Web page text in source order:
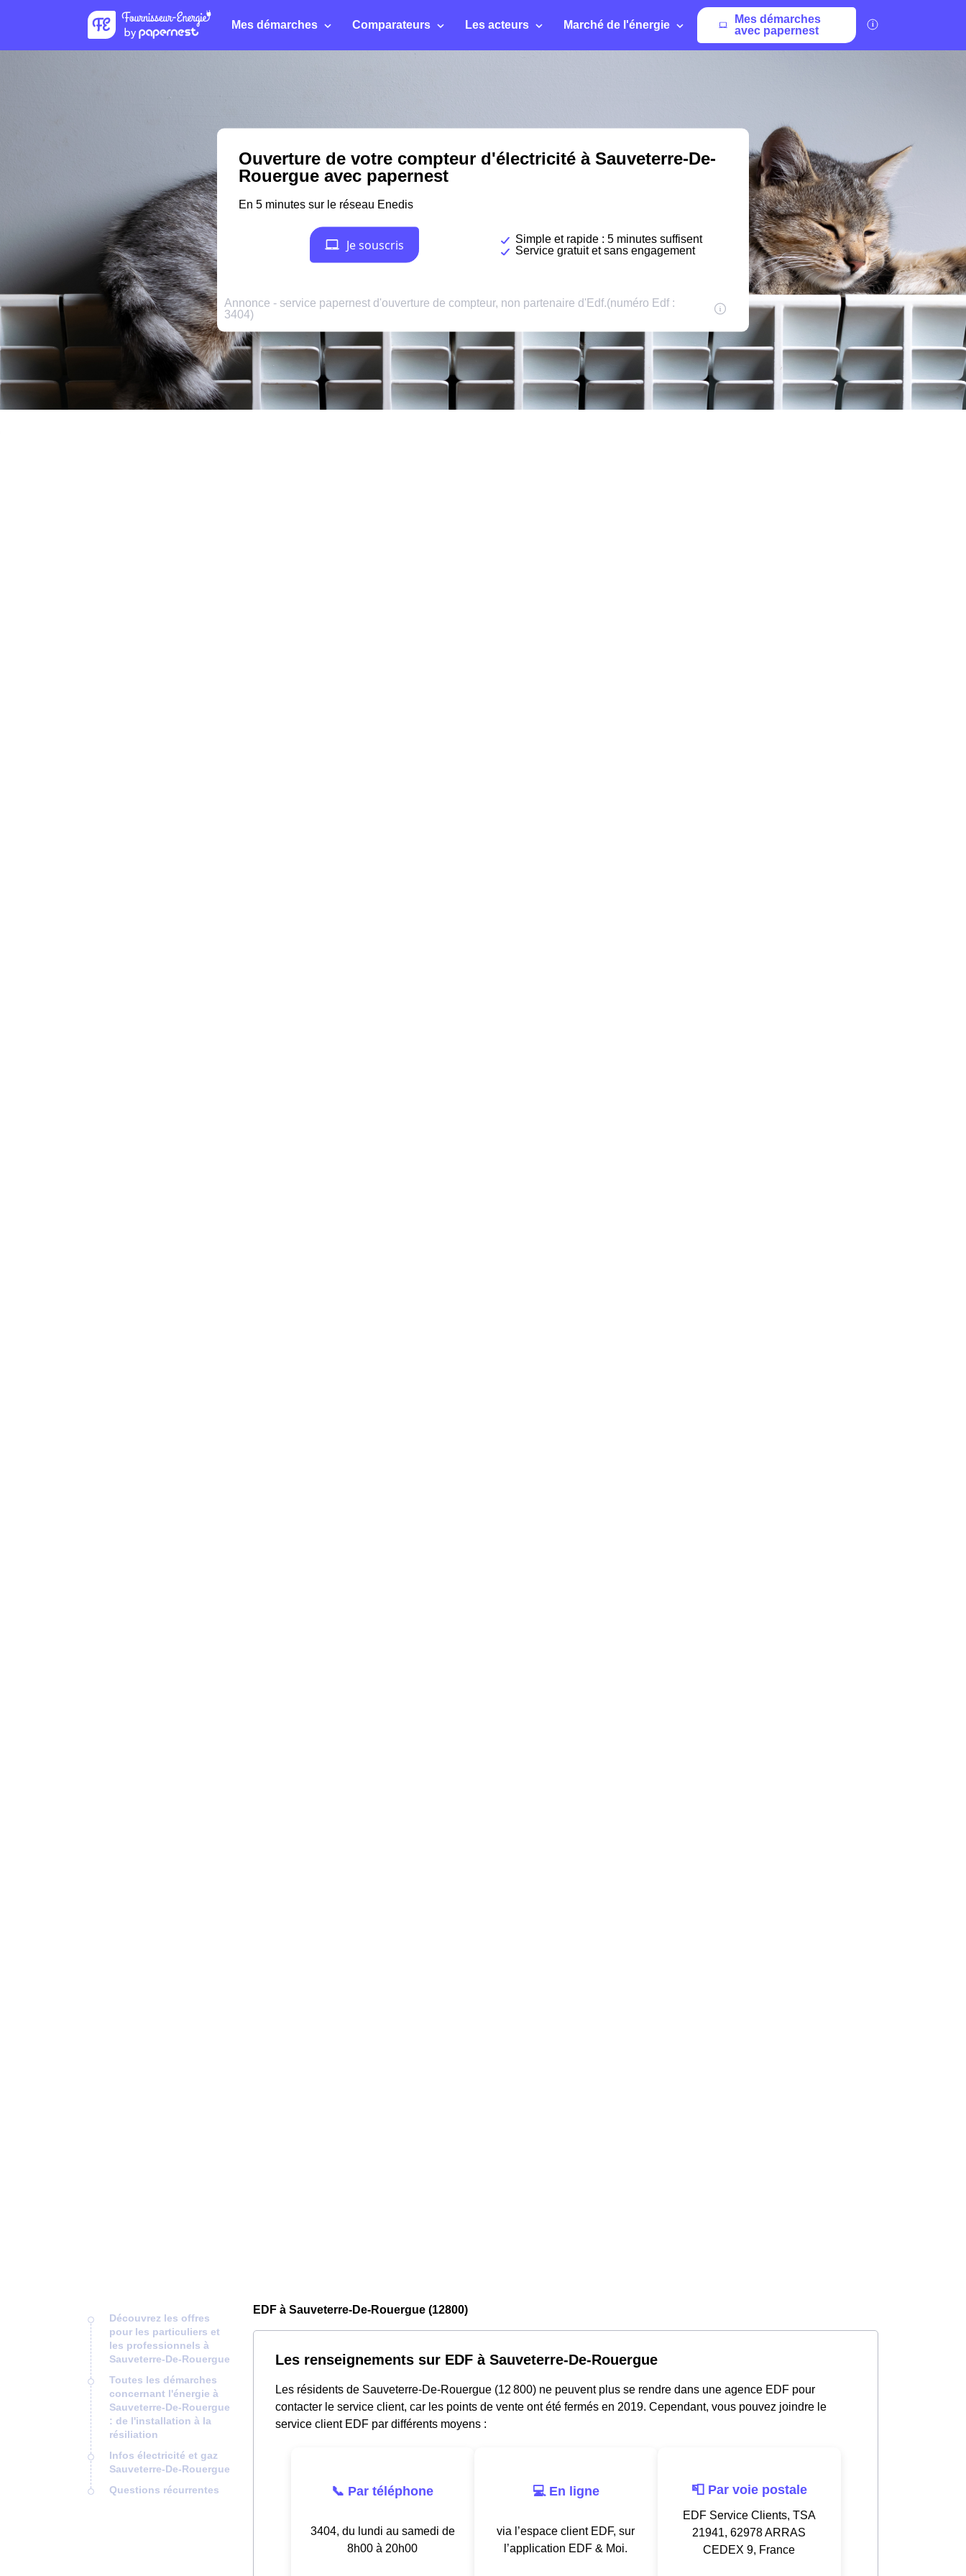
Mes démarches Comparateurs Les acteurs Marché de l'énergie
Mes démarches
avec papernest
Découvrez les offres
pour les particuliers et
les professionnels à
Sauveterre-De-Rouergue
Toutes les démarches
concernant l'énergie à
Sauveterre-De-Rouergue
: de l'installation à la
résiliation
Infos électricité et gaz
Sauveterre-De-Rouergue
Questions récurrentes
EDF à Sauveterre-De-Rouergue (12800)
Les renseignements sur EDF à Sauveterre-De-Rouergue
Les résidents de Sauveterre-De-Rouergue (12 800) ne peuvent plus se rendre dans une agence EDF pour
contacter le service client, car les points de vente ont été fermés en 2019. Cependant, vous pouvez joindre le
service client EDF par différents moyens :
📞 Par téléphone
3404, du lundi au samedi de
8h00 à 20h00
💻 En ligne
via l’espace client EDF, sur
l’application EDF & Moi.
📮 Par voie postale
EDF Service Clients, TSA
21941, 62978 ARRAS
CEDEX 9, France